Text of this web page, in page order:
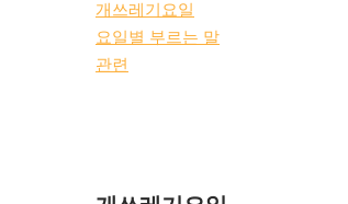
개쓰레기요일
요일별 부르는 말
관련